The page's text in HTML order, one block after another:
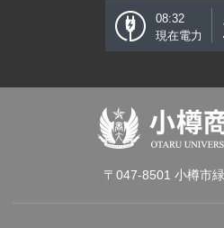
08:32
現在電力
〒047-8501 小樽市